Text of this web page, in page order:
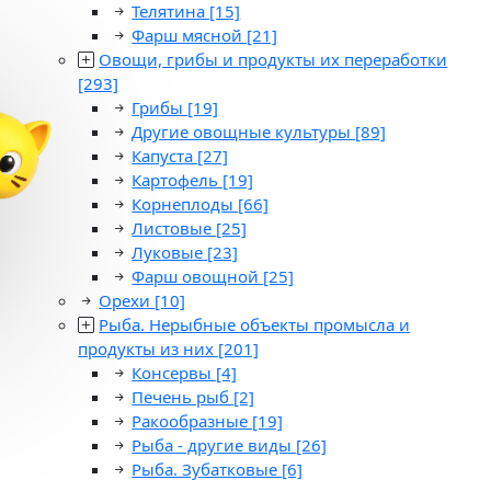
Телятина [15]
Фарш мясной [21]
Овощи, грибы и продукты их переработки
[293]
Грибы [19]
Другие овощные культуры [89]
Капуста [27]
Картофель [19]
Корнеплоды [66]
Листовые [25]
Луковые [23]
Фарш овощной [25]
Орехи [10]
Рыба. Нерыбные объекты промысла и
продукты из них [201]
Консервы [4]
Печень рыб [2]
Ракообразные [19]
Рыба - другие виды [26]
Рыба. Зубатковые [6]